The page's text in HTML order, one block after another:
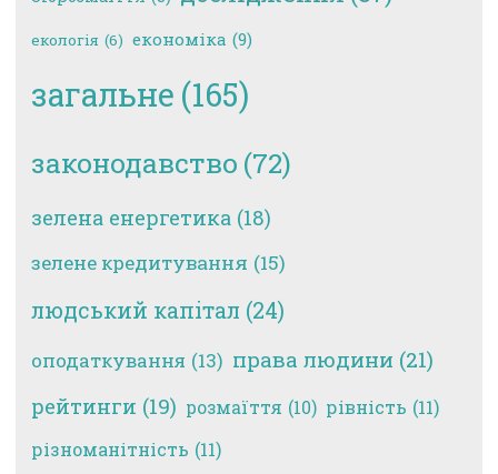
екологія (6) економіка (9)
загальне (165)
законодавство (72)
зелена енергетика (18)
зелене кредитування (15)
людський капітал (24)
оподаткування (13) права людини (21)
рейтинги (19) розмаїття (10) рівність (11)
різноманітність (11)